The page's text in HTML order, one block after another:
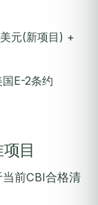
元(新项目) +
E-2条约
目
前CBI合格清